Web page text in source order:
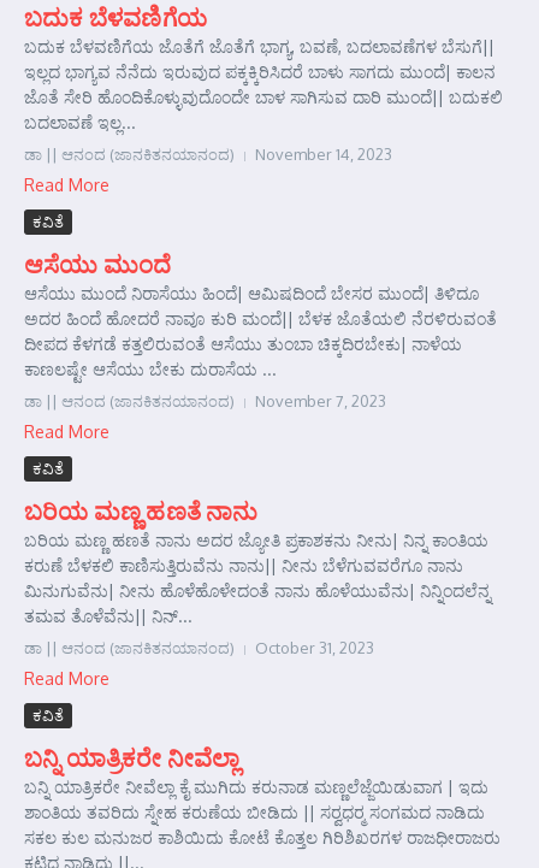
ಬದುಕ ಬೆಳವಣಿಗೆಯ
ಬದುಕ ಬೆಳವಣಿಗೆಯ ಜೊತೆಗೆ ಜೊತೆಗೆ ಭಾಗ್ಯ, ಬವಣೆ, ಬದಲಾವಣೆಗಳ ಬೆಸುಗೆ||
ಇಲ್ಲದ ಭಾಗ್ಯವ ನೆನೆದು ಇರುವುದ ಪಕ್ಕಕ್ಕಿರಿಸಿದರೆ ಬಾಳು ಸಾಗದು ಮುಂದೆ| ಕಾಲನ
ಜೊತೆ ಸೇರಿ ಹೊಂದಿಕೊಳ್ಳುವುದೊಂದೇ ಬಾಳ ಸಾಗಿಸುವ ದಾರಿ ಮುಂದೆ|| ಬದುಕಲಿ
ಬದಲಾವಣೆ ಇಲ್ಲ...
ಡಾ || ಆನಂದ (ಜಾನಕಿತನಯಾನಂದ) November 14, 2023
Read More
ಕವಿತೆ
ಆಸೆಯು ಮುಂದೆ
ಆಸೆಯು ಮುಂದೆ ನಿರಾಸೆಯು ಹಿಂದೆ| ಆಮಿಷದಿಂದೆ ಬೇಸರ ಮುಂದೆ| ತಿಳಿದೂ
ಅದರ ಹಿಂದೆ ಹೋದರೆ ನಾವೂ ಕುರಿ ಮಂದೆ|| ಬೆಳಕ ಜೊತೆಯಲಿ ನೆರಳಿರುವಂತೆ
ದೀಪದ ಕೆಳಗಡೆ ಕತ್ತಲಿರುವಂತೆ ಆಸೆಯು ತುಂಬಾ ಚಿಕ್ಕದಿರಬೇಕು| ನಾಳೆಯ
ಕಾಣಲಷ್ಟೇ ಆಸೆಯು ಬೇಕು ದುರಾಸೆಯ ...
ಡಾ || ಆನಂದ (ಜಾನಕಿತನಯಾನಂದ) November 7, 2023
Read More
ಕವಿತೆ
ಬರಿಯ ಮಣ್ಣ ಹಣತೆ ನಾನು
ಬರಿಯ ಮಣ್ಣ ಹಣತೆ ನಾನು ಅದರ ಜ್ಯೋತಿ ಪ್ರಕಾಶಕನು ನೀನು| ನಿನ್ನ ಕಾಂತಿಯ
ಕರುಣೆ ಬೆಳಕಲಿ ಕಾಣಿಸುತ್ತಿರುವೆನು ನಾನು|| ನೀನು ಬೆಳೆಗುವವರೆಗೂ ನಾನು
ಮಿನುಗುವೆನು| ನೀನು ಹೊಳೆಹೊಳೇದಂತೆ ನಾನು ಹೊಳೆಯುವೆನು| ನಿನ್ನಿಂದಲೆನ್ನ
ತಮವ ತೊಳೆವೆನು|| ನಿನ್...
ಡಾ || ಆನಂದ (ಜಾನಕಿತನಯಾನಂದ) October 31, 2023
Read More
ಕವಿತೆ
ಬನ್ನಿ ಯಾತ್ರಿಕರೇ ನೀವೆಲ್ಲಾ
ಬನ್ನಿ ಯಾತ್ರಿಕರೇ ನೀವೆಲ್ಲಾ ಕೈ ಮುಗಿದು ಕರುನಾಡ ಮಣ್ಣಲೆಜ್ಜೆಯಿಡುವಾಗ | ಇದು
ಶಾಂತಿಯ ತವರಿದು ಸ್ನೇಹ ಕರುಣೆಯ ಬೀಡಿದು || ಸರ್‍ವಧರ್‍ಮ ಸಂಗಮದ ನಾಡಿದು
ಸಕಲ ಕುಲ ಮನುಜರ ಕಾಶಿಯಿದು ಕೋಟೆ ಕೊತ್ತಲ ಗಿರಿಶಿಖರಗಳ ರಾಜಧೀರಾಜರು
ಕಟ್ಟಿದ ನಾಡಿದು ||...